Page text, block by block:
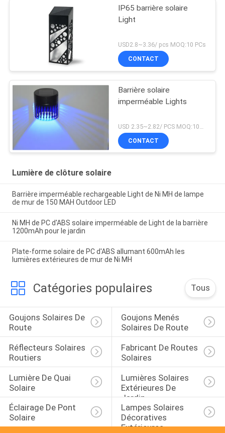
IP65 barrière solaire
Light
USD2.8~3.36/ pcs MOQ:10 PCs
CONTACT
Barrière solaire
imperméable Lights
USD 2.35~2.82/ PCS MOQ:10pcs
CONTACT
Lumière de clôture solaire
Barrière imperméable rechargeable Light de Ni MH de lampe
de mur de 150 MAH Outdoor LED
Ni MH de PC d'ABS solaire imperméable de Light de la barrière
1200mAh pour le jardin
Plate-forme solaire de PC d'ABS allumant 600mAh les
lumières extérieures de mur de Ni MH
Catégories populaires Tous
Goujons Solaires De
Route
Goujons Menés
Solaires De Route
Réflecteurs Solaires
Routiers
Fabricant De Routes
Solaires
Lumière De Quai
Solaire
Lumières Solaires
Extérieures De
Jardin
Éclairage De Pont
Solaire
Lampes Solaires
Décoratives
Extérieures